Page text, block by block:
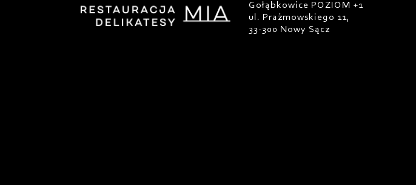
Gołąbkowice POZIOM +1
ul. Prażmowskiego 11,
33-300 Nowy Sącz